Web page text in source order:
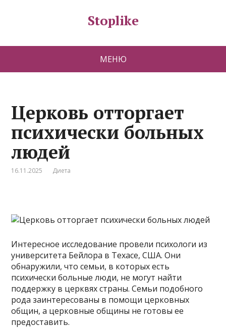
Stoplike
МЕНЮ
Церковь отторгает
психически больных
людей
16.11.2025 Диета
Интересное исследование провели психологи из
университета Бейлора в Техасе, США. Они
обнаружили, что семьи, в которых есть
психически больные люди, не могут найти
поддержку в церквях страны. Семьи подобного
рода заинтересованы в помощи церковных
общин, а церковные общины не готовы ее
предоставить.